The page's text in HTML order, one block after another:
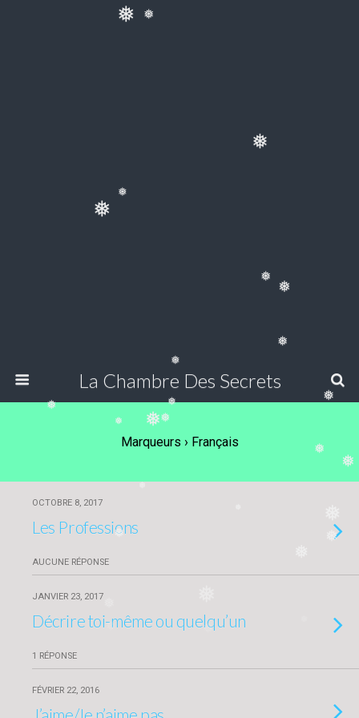
❅
❅
❅
❅
❅
❅
❅ ❅
❅
❅
❅
❅
❅
❅
❅
❅
❅
❅
❅
❅
❅ ❅
La Chambre Des Secrets
Marqueurs › Français
OCTOBRE 8, 2017
Les Professions
AUCUNE RÉPONSE
JANVIER 23, 2017
Décrire toi-même ou quelqu’un
1 RÉPONSE
FÉVRIER 22, 2016